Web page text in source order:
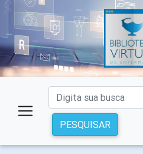
PESQUISAR